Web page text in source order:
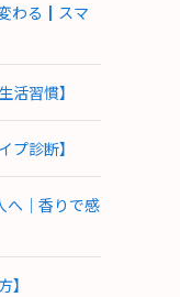
わる┃スマ
活習慣】
プ診断】
へ｜香りで感
】